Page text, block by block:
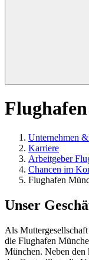
Unternehmen
Karriere
Arbeitgeber
Chancen im
Flughafen
Unser
Als
die Flughafen
München. Neben den